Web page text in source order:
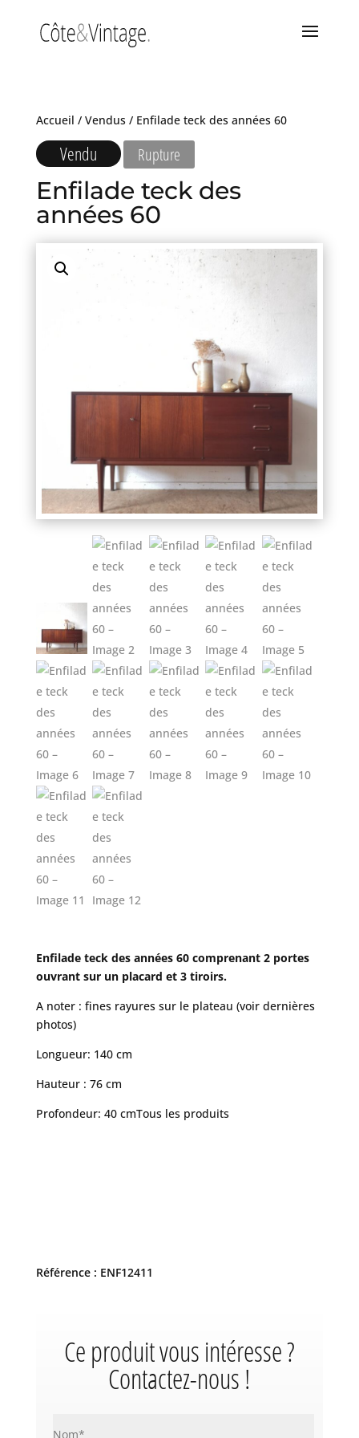
Accueil / Vendus/ Enfilade teck des années 60
Vendu Rupture
Enfilade teck des
années 60
Enfilade teck des années 60 comprenant 2 portes
ouvrant sur un placard et 3 tiroirs.
A noter : fines rayures sur le plateau (voir dernières
photos)
Longueur: 140 cm
Hauteur : 76 cm
Profondeur: 40 cmTous les produits
Référence : ENF12411
Ce produit vous intéresse ?
Contactez-nous !